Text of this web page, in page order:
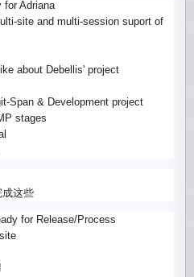
for Adriana
site and multi-session suport of
about Debellis' project
Span & Development project
stages
这些
for Release/Process